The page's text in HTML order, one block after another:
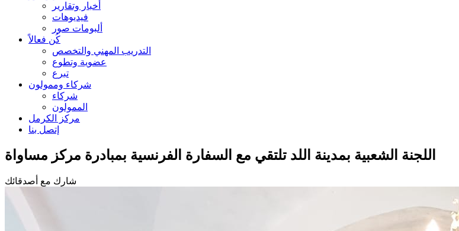
أخبار وتقارير
فيديوهات
ألبومات صور
كُن فعالاً
التدريب المهني والتخصص
عضوية وتطوع
تبرع
شركاء وممولون
شركاء
الممولون
مركز الكرمل
إتصل بنا
اللجنة الشعبية بمدينة اللد تلتقي مع السفارة الفرنسية بمبادرة مركز مساواة
شارك مع أصدقائك